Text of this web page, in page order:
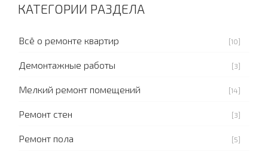
КАТЕГОРИИ РАЗДЕЛА
Всё о ремонте квартир [10]
Демонтажные работы [3]
Мелкий ремонт помещений [14]
Ремонт стен [3]
Ремонт пола [5]